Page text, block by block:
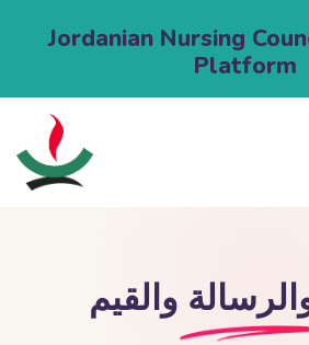
Jordanian Nursing
Platform
والقيم